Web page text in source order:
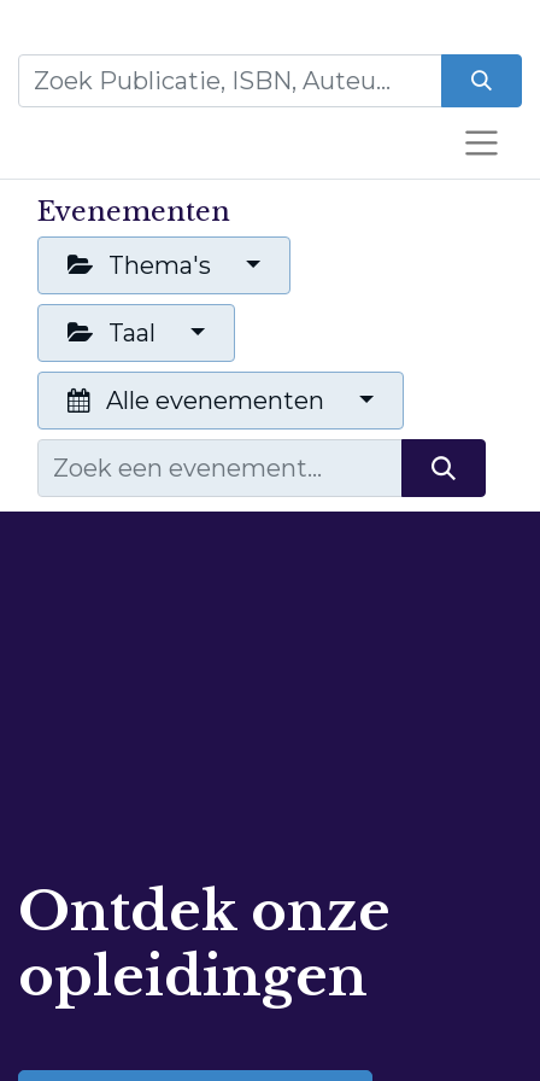
Evenementen
Thema's
Taal
Alle evenementen
Ontdek onze
opleidingen